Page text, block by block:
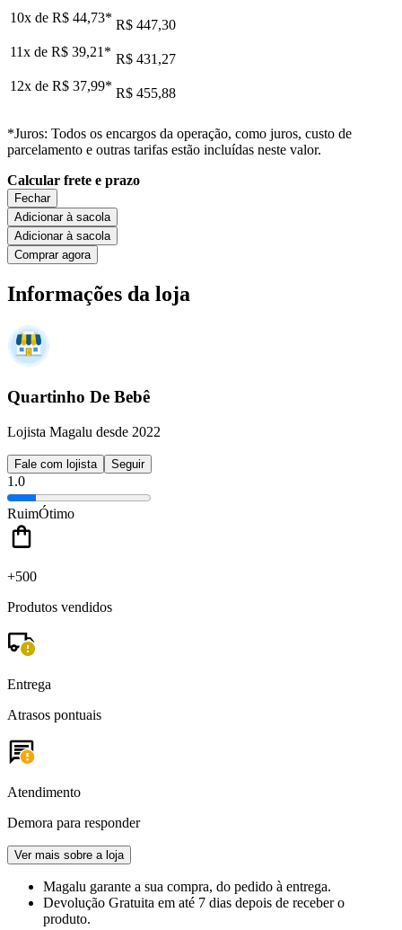
10x de R$ 44,73* R$ 447,30
11x de R$ 39,21 * R$ 431,27
12x de R$ 37,99* R$ 455,88
*Juros: Todos os encargos da operação, como juros, custo de
parcelamento e outras tarifas estão incluídas neste valor.
Calcular frete e prazo
Fechar
Adicionar à sacola
Adicionar à sacola
Comprar agora
Informações da loja
Quartinho De Bebê
Lojista Magalu desde 2022
Fale com lojista Seguir
1.0
RuimÓtimo
+500
Produtos vendidos
Entrega
Atrasos pontuais
Atendimento
Demora para responder
Ver mais sobre a loja
Magalu garante a sua compra, do pedido à entrega.
Devolução Gratuita em até 7 dias depois de receber o
produto.